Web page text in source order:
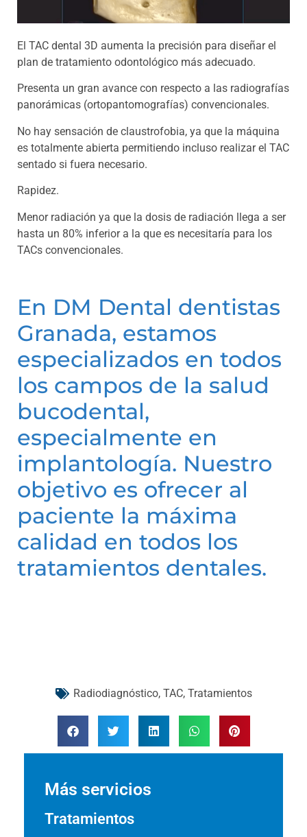
El TAC dental 3D aumenta la precisión para diseñar el
plan de tratamiento odontológico más adecuado.
Presenta un gran avance con respecto a las radiografías
panorámicas (ortopantomografías) convencionales.
No hay sensación de claustrofobia, ya que la máquina
es totalmente abierta permitiendo incluso realizar el TAC
sentado si fuera necesario.
Rapidez.
Menor radiación ya que la dosis de radiación llega a ser
hasta un 80% inferior a la que es necesitaría para los
TACs convencionales.
En DM Dental dentistas
Granada, estamos
especializados en todos
los campos de la salud
bucodental,
especialmente en
implantología. Nuestro
objetivo es ofrecer al
paciente la máxima
calidad en todos los
tratamientos dentales.
Radiodiagnóstico, TAC, Tratamientos
Más servicios
Tratamientos